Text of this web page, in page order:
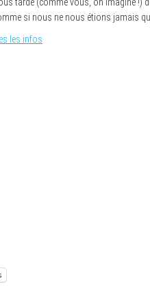
tarde (comme vous, on imagine !)
si nous ne nous étions jamais
les infos